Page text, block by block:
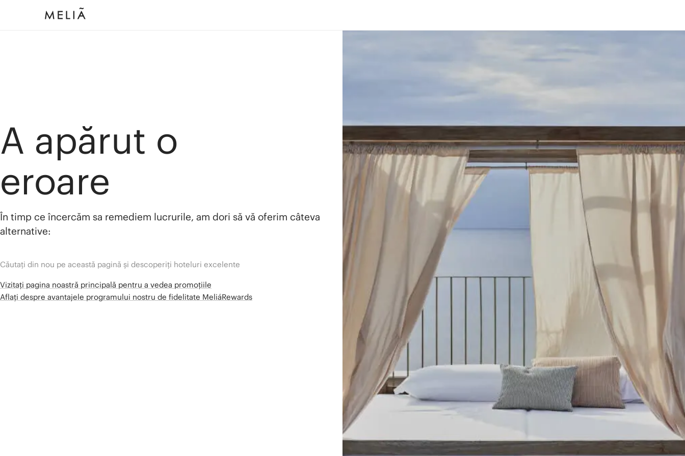
A apărut o
eroare
În timp ce încercăm sa remediem lucrurile, am dori să vă oferim câteva
alternative:
Căutați din nou pe această pagină și descoperiți hoteluri excelente
Vizitați pagina noastră principală pentru a vedea promoțiile
Aflați despre avantajele programului nostru de fidelitate MeliáRewards